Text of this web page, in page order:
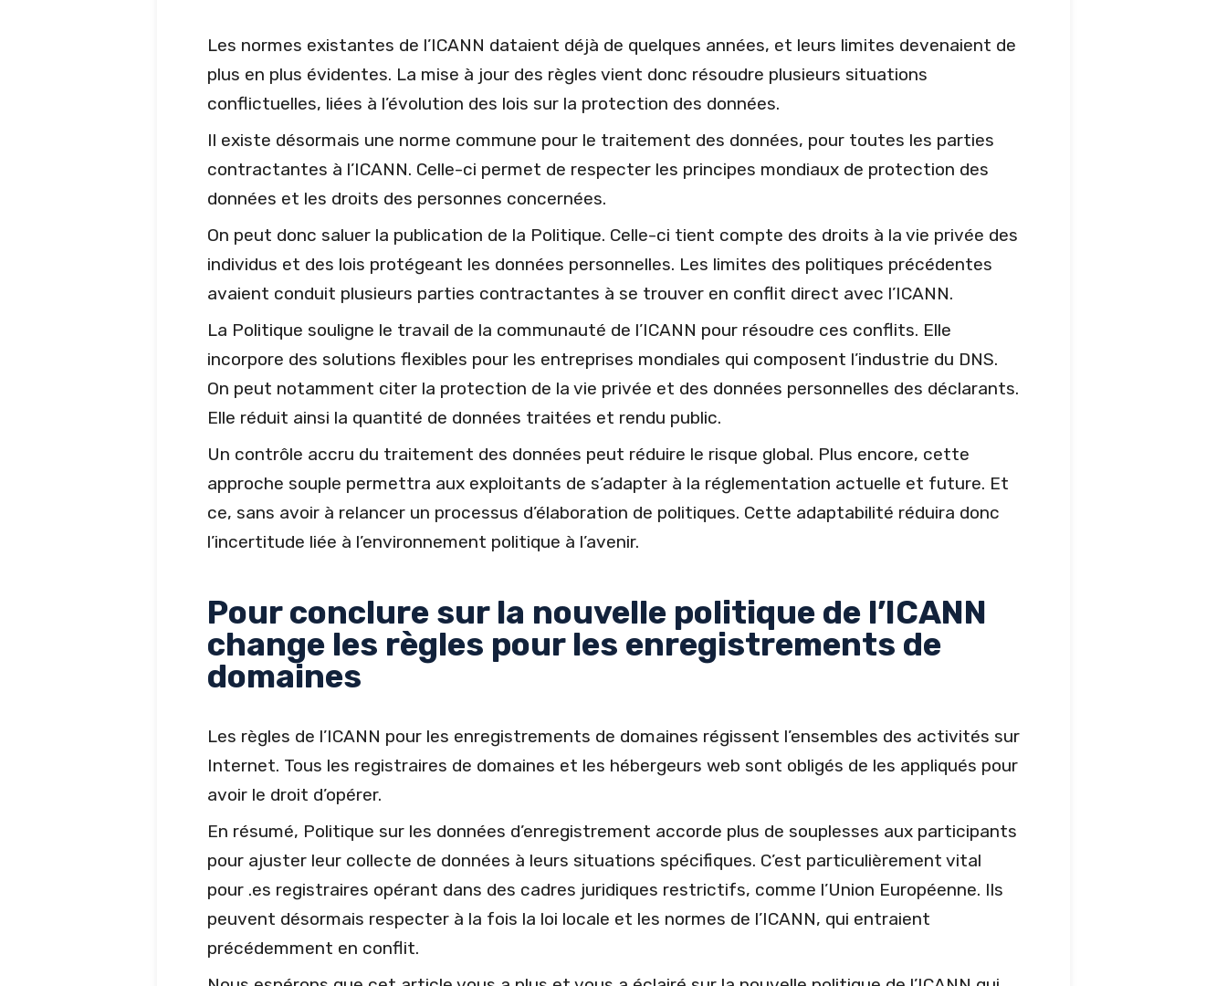
Les normes existantes de l’ICANN dataient déjà de quelques années, et leurs limites devenaient de
plus en plus évidentes. La mise à jour des règles vient donc résoudre plusieurs situations
conflictuelles, liées à l’évolution des lois sur la protection des données.
Il existe désormais une norme commune pour le traitement des données, pour toutes les parties
contractantes à l’ICANN. Celle-ci permet de respecter les principes mondiaux de protection des
données et les droits des personnes concernées.
On peut donc saluer la publication de la Politique. Celle-ci tient compte des droits à la vie privée des
individus et des lois protégeant les données personnelles. Les limites des politiques précédentes
avaient conduit plusieurs parties contractantes à se trouver en conflit direct avec l’ICANN.
La Politique souligne le travail de la communauté de l’ICANN pour résoudre ces conflits. Elle
incorpore des solutions flexibles pour les entreprises mondiales qui composent l’industrie du DNS.
On peut notamment citer la protection de la vie privée et des données personnelles des déclarants.
Elle réduit ainsi la quantité de données traitées et rendu public.
Un contrôle accru du traitement des données peut réduire le risque global. Plus encore, cette
approche souple permettra aux exploitants de s’adapter à la réglementation actuelle et future. Et
ce, sans avoir à relancer un processus d’élaboration de politiques. Cette adaptabilité réduira donc
l’incertitude liée à l’environnement politique à l’avenir.
Pour conclure sur la nouvelle politique de l’ICANN
change les règles pour les enregistrements de
domaines
Les règles de l’ICANN pour les enregistrements de domaines régissent l’ensembles des activités sur
Internet. Tous les registraires de domaines et les hébergeurs web sont obligés de les appliqués pour
avoir le droit d’opérer.
En résumé, Politique sur les données d’enregistrement accorde plus de souplesses aux participants
pour ajuster leur collecte de données à leurs situations spécifiques. C’est particulièrement vital
pour .es registraires opérant dans des cadres juridiques restrictifs, comme l’Union Européenne. Ils
peuvent désormais respecter à la fois la loi locale et les normes de l’ICANN, qui entraient
précédemment en conflit.